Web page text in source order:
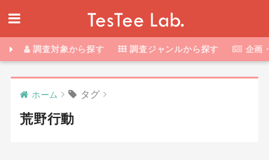
調査対象から探す 調査ジャンルから探す 企画
ホーム タグ
荒野行動